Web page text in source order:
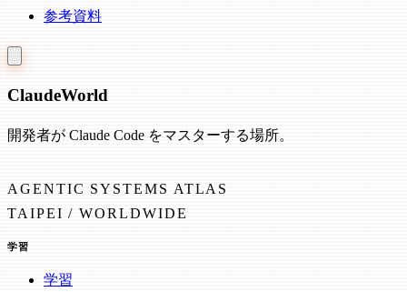
参考資料
ClaudeWorld
開発者が Claude Code をマスターする場所。
AGENTIC SYSTEMS ATLAS
TAIPEI / WORLDWIDE
学習
学習